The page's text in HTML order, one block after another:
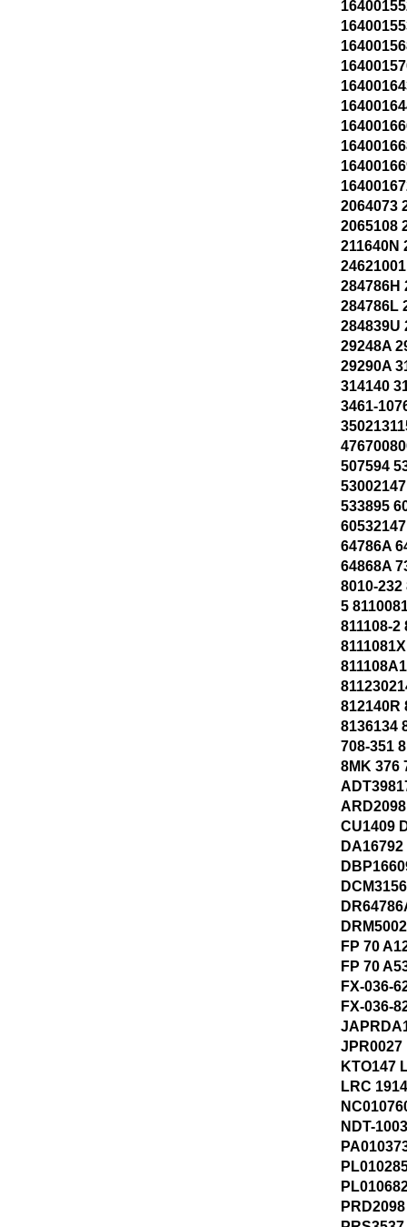
2064073
2065108
211640N
284786H
284786L
284839U
29248A
29290A
314140
3461-
507594
533895
64786A
64868A
8010-232
5
811108-2
812140R
8136134
708-351
8MK 376
CU1409
FP 70
FP 70
FX-036-
FX-036-
JPR0027
KTO147
LRC
NDT-